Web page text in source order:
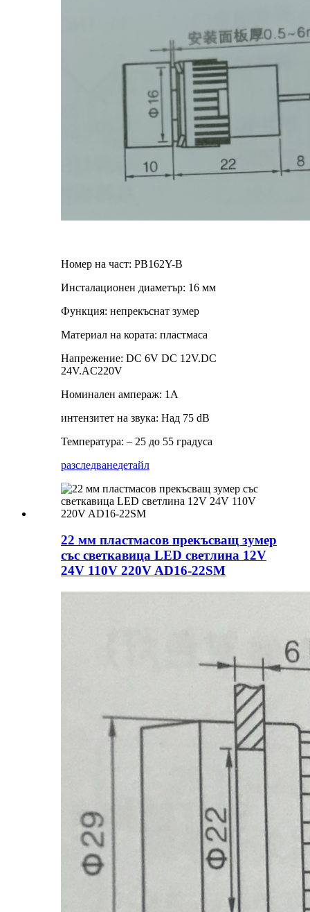
Номер на част: PB162Y-B
Инсталационен диаметър: 16 мм
Функция: непрекъснат зумер
Материал на кората: пластмаса
Напрежение: DC 6V DC 12V.DC
24V.AC220V
Номинален ампераж: 1A
интензитет на звука: Над 75 dB
Температура: – 25 до 55 градуса
разследванедетайл
22 мм пластмасов прекъсващ зумер
със светкавица LED светлина 12V
24V 110V 220V AD16-22SM